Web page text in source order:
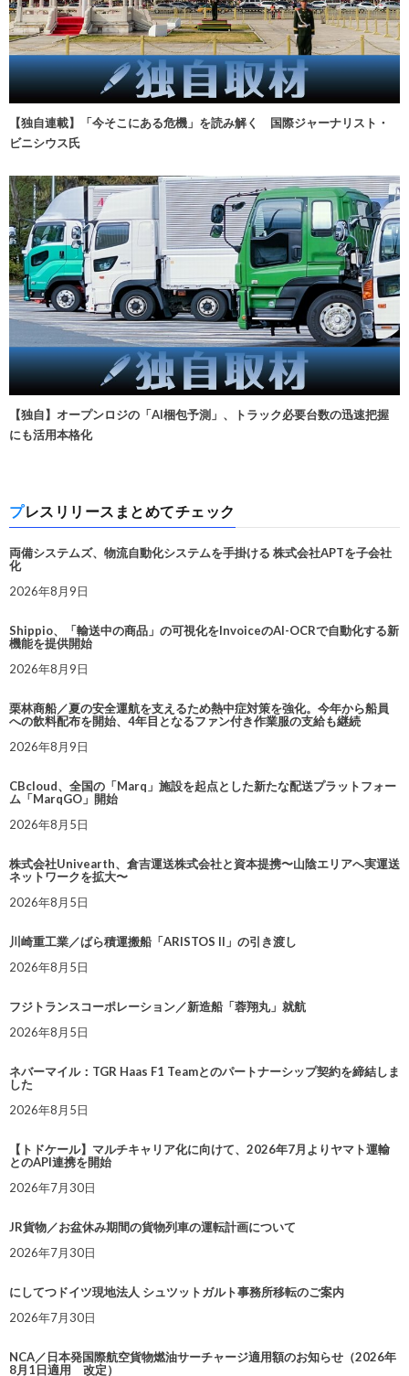
【独自連載】「今そこにある危機」を読み解く 国際ジャーナリスト・
ビニシウス氏
【独自】オープンロジの「AI梱包予測」、トラック必要台数の迅速把握
にも活用本格化
プレスリリースまとめてチェック
両備システムズ、物流自動化システムを手掛ける 株式会社APTを子会社
化
2026年8月9日
Shippio、「輸送中の商品」の可視化をInvoiceのAI-OCRで自動化する新
機能を提供開始
2026年8月9日
栗林商船／夏の安全運航を支えるため熱中症対策を強化。今年から船員
への飲料配布を開始、4年目となるファン付き作業服の支給も継続
2026年8月9日
CBcloud、全国の「Marq」施設を起点とした新たな配送プラットフォー
ム「MarqGO」開始
2026年8月5日
株式会社Univearth、倉吉運送株式会社と資本提携〜山陰エリアへ実運送
ネットワークを拡大〜
2026年8月5日
川崎重工業／ばら積運搬船「ARISTOS II」の引き渡し
2026年8月5日
フジトランスコーポレーション／新造船「蓉翔丸」就航
2026年8月5日
ネバーマイル：TGR Haas F1 Teamとのパートナーシップ契約を締結しま
した
2026年8月5日
【トドケール】マルチキャリア化に向けて、2026年7月よりヤマト運輸
とのAPI連携を開始
2026年7月30日
JR貨物／お盆休み期間の貨物列車の運転計画について
2026年7月30日
にしてつドイツ現地法人 シュツットガルト事務所移転のご案内
2026年7月30日
NCA／日本発国際航空貨物燃油サーチャージ適用額のお知らせ（2026年
8月1日適用 改定）